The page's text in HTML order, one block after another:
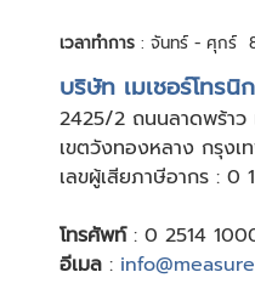
เวลาทำการ : จันทร์ - ศุกร์
บริษัท เมเชอร์โทรนิ
2425/2 ถนนลาดพร้าว
เขตวังทองหลาง กรุงเ
เลขผู้เสียภาษีอากร :
โทรศัพท์: 0 2514
อีเมล :